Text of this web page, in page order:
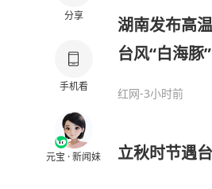
分享
手机看
元宝 · 新闻妹
湖南发布高
台风“白海豚
红网-3小时前
立秋时节遇